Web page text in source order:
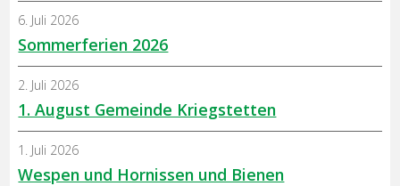
Sommerferien 2026
6. Juli 2026
1. August Gemeinde Kriegstetten
2. Juli 2026
Wespen und Hornissen und Bienen
1. Juli 2026